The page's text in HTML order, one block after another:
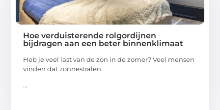
Hoe verduisterende rolgordijnen
bijdragen aan een beter binnenklimaat
Heb je veel last van de zon in de zomer? Veel mensen
vinden dat zonnestralen
...